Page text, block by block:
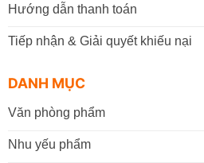
Hướng dẫn thanh toán
Tiếp nhận & Giải quyết khiếu nại
DANH MỤC
Văn phòng phẩm
Nhu yếu phẩm